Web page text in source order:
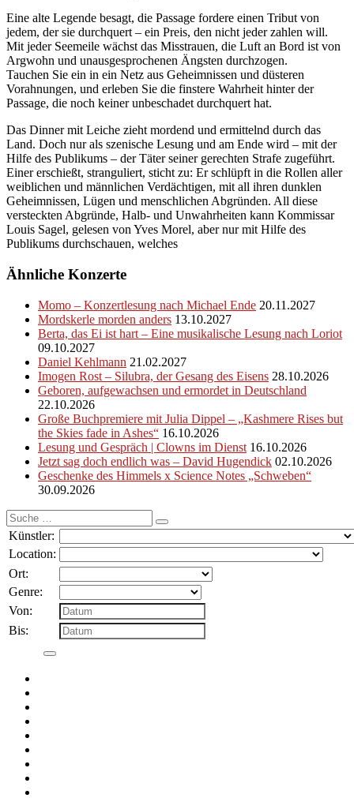
Eine alte Legende besagt, die Passage fordere einen Tribut von
jedem, der sie durchquert – ein Preis, den nicht jeder zahlen will.
Mit jeder Seemeile wächst das Misstrauen, die Luft an Bord ist von
Argwohn und unausgesprochenen Ängsten durchzogen.
Tauchen Sie ein in ein Netz aus Geheimnissen und düsteren
Vorahnungen, und erleben Sie die finstere Wahrheit hinter der
Passage, die noch keiner unbeschadet durchquert hat.
Das Dinner mit Leiche zieht mordend und ermittelnd durch das
Land. Doch nur als szenische Lesung und am Ende wird – mit der
Hilfe des Publikums – der Täter seiner gerechten Strafe zugeführt.
Einer erschießt, stranguliert, sticht zu: Er schlüpft in die Rollen aller
weiblichen und männlichen Verdächtigen, mit all ihren dunklen
Geheimnissen, Lügen und menschlichen Abgründen. All diese
versteckten Abgründe, Halb- und Unwahrheiten kann Kommissar
Louis Sagel, gelesen von Yves Morel, aber nur mit Hilfe des
Publikums durchschauen, welches
Ähnliche Konzerte
Momo – Konzertlesung nach Michael Ende 20.11.2027
Mordskerle morden anders 13.10.2027
Berta, das Ei ist hart – Eine musikalische Lesung nach Loriot
09.10.2027
Daniel Kehlmann 21.02.2027
Imogen Rost – Silubra, der Gesang des Eisens 28.10.2026
Geboren, aufgewachsen und ermordet in Deutschland
22.10.2026
Große Buchpremiere mit Julia Dippel – „Kashmere Rises but
the Skies fade in Ashes“ 16.10.2026
Lesung und Gespräch | Clowns im Dienst 16.10.2026
Jetzt sag doch endlich was – David Hugendick 02.10.2026
Geschenke des Himmels x Science Notes „Schweben“
30.09.2026
Suche
nach:
Künstler:
Location:
Ort:
Genre:
Von:
Bis: